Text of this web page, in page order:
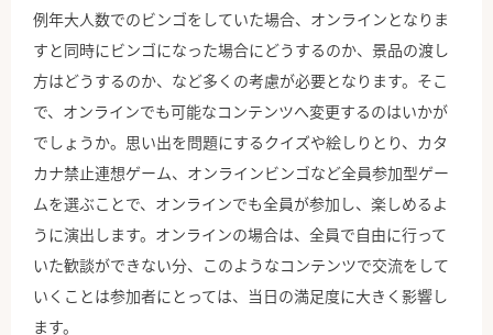
例年大人数でのビンゴをしていた場合、オンラインとなりま
すと同時にビンゴになった場合にどうするのか、景品の渡し
方はどうするのか、など多くの考慮が必要となります。そこ
で、オンラインでも可能なコンテンツへ変更するのはいかが
でしょうか。思い出を問題にするクイズや絵しりとり、カタ
カナ禁止連想ゲーム、オンラインビンゴなど全員参加型ゲー
ムを選ぶことで、オンラインでも全員が参加し、楽しめるよ
うに演出します。オンラインの場合は、全員で自由に行って
いた歓談ができない分、このようなコンテンツで交流をして
いくことは参加者にとっては、当日の満足度に大きく影響し
ます。